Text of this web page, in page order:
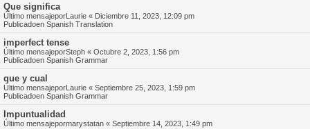
Que significa
Último mensajeporLaurie « Diciembre 11, 2023, 12:09 pm
Publicadoen Spanish Translation
imperfect tense
Último mensajeporSteph « Octubre 2, 2023, 1:56 pm
Publicadoen Spanish Grammar
que y cual
Último mensajeporLaurie « Septiembre 25, 2023, 1:59 pm
Publicadoen Spanish Grammar
Impuntualidad
Último mensajepormarystatan « Septiembre 14, 2023, 1:49 pm